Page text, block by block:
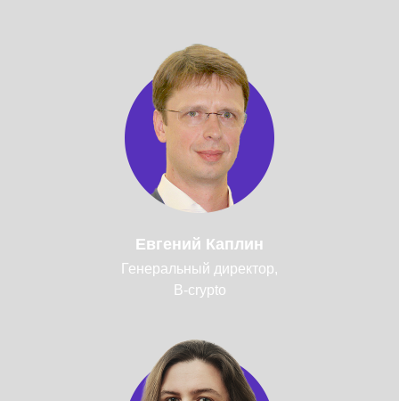
Евгений Каплин
Генеральный директор,
B-crypto